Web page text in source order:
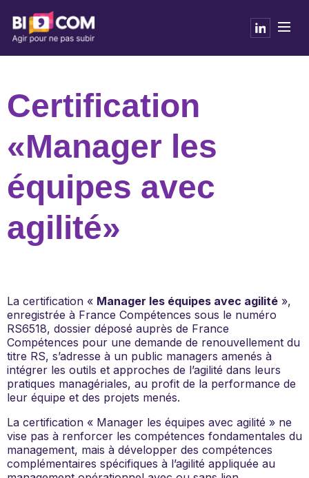
Certification
«Manager les
équipes avec
agilité»
La certification « Manager les équipes avec agilité »,
enregistrée à France Compétences sous le numéro
RS6518, dossier déposé auprès de France
Compétences pour une demande de renouvellement du
titre RS, s’adresse à un public managers amenés à
intégrer les outils et approches de l’agilité dans leurs
pratiques managériales, au profit de la performance de
leur équipe et des projets menés.
La certification « Manager les équipes avec agilité » ne
vise pas à renforcer les compétences fondamentales du
management, mais à développer des compétences
complémentaires spécifiques à l’agilité appliquée au